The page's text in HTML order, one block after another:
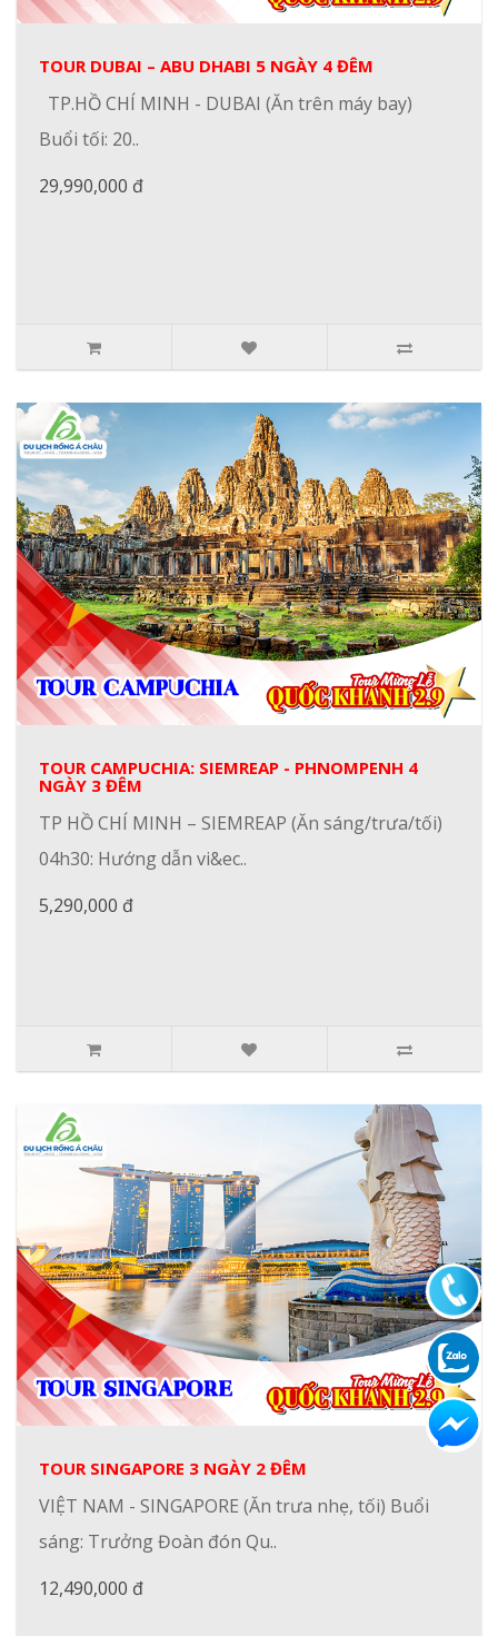
TOUR DUBAI – ABU DHABI 5 NGÀY 4 ĐÊM
TP.HỒ CHÍ MINH - DUBAI (Ăn trên máy bay)
Buổi tối: 20..
29,990,000 đ
TOUR CAMPUCHIA: SIEMREAP - PHNOMPENH 4
NGÀY 3 ĐÊM
TP HỒ CHÍ MINH – SIEMREAP (Ăn sáng/trưa/tối)
04h30: Hướng dẫn vi&ec..
5,290,000 đ
TOUR SINGAPORE 3 NGÀY 2 ĐÊM
VIỆT NAM - SINGAPORE (Ăn trưa nhẹ, tối) Buổi
sáng: Trưởng Đoàn đón Qu..
12,490,000 đ